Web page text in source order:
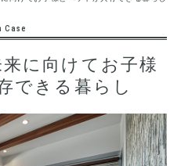
Case
に向けてお子様
できる暮らし